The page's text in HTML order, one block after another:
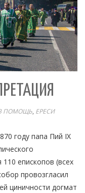
ПОМОЩЬ, ЕРЕСИ
году папа Пий IX
епископов (всех
провозгласил
циничности догмат